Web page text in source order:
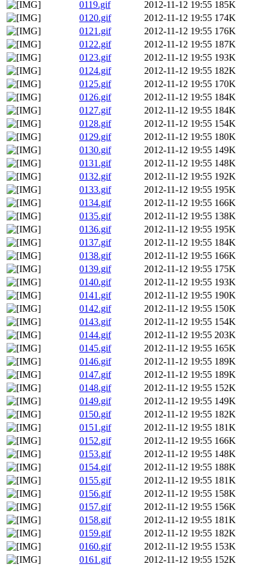
0119.gif 2012-11-12 19:55 185K
0120.gif
2012-11-12 19:55 174K
0121.gif
2012-11-12 19:55 176K
0122.gif
2012-11-12 19:55 187K
0123.gif
2012-11-12 19:55 193K
0124.gif
2012-11-12 19:55 182K
0125.gif
2012-11-12 19:55 170K
0126.gif
2012-11-12 19:55 184K
0127.gif
2012-11-12 19:55 184K
0128.gif
2012-11-12 19:55 154K
0129.gif
2012-11-12 19:55 180K
0130.gif
2012-11-12 19:55 149K
0131.gif
2012-11-12 19:55 148K
0132.gif
2012-11-12 19:55 192K
0133.gif
2012-11-12 19:55 195K
0134.gif
2012-11-12 19:55 166K
0135.gif
2012-11-12 19:55 138K
0136.gif
2012-11-12 19:55 195K
0137.gif
2012-11-12 19:55 184K
0138.gif
2012-11-12 19:55 166K
0139.gif
2012-11-12 19:55 175K
0140.gif
2012-11-12 19:55 193K
0141.gif
2012-11-12 19:55 190K
0142.gif
2012-11-12 19:55 150K
0143.gif
2012-11-12 19:55 154K
0144.gif
2012-11-12 19:55 203K
0145.gif
2012-11-12 19:55 165K
0146.gif
2012-11-12 19:55 189K
0147.gif
2012-11-12 19:55 189K
0148.gif
2012-11-12 19:55 152K
0149.gif
2012-11-12 19:55 149K
0150.gif
2012-11-12 19:55 182K
0151.gif
2012-11-12 19:55 181K
0152.gif
2012-11-12 19:55 166K
0153.gif
2012-11-12 19:55 148K
0154.gif
2012-11-12 19:55 188K
0155.gif
2012-11-12 19:55 181K
0156.gif
2012-11-12 19:55 158K
0157.gif
2012-11-12 19:55 156K
0158.gif
2012-11-12 19:55 181K
0159.gif
2012-11-12 19:55 182K
0160.gif
2012-11-12 19:55 153K
0161.gif
2012-11-12 19:55 152K